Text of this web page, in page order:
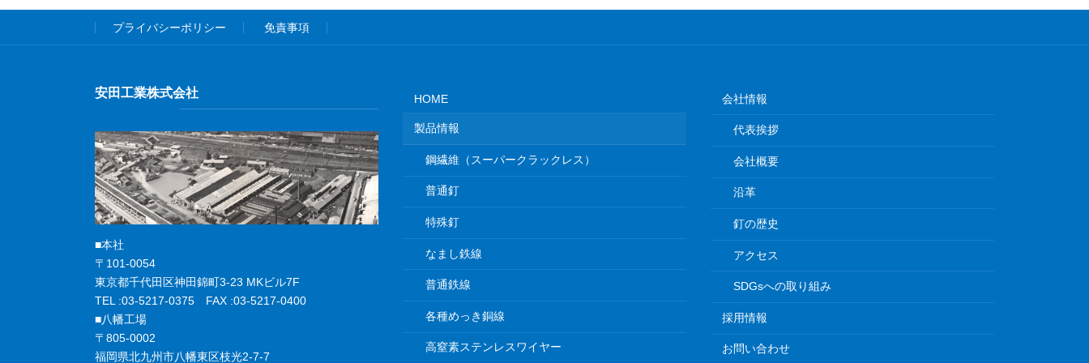
プライバシーポリシー 免責事項
安田工業株式会社
■本社
〒101-0054
東京都千代田区神田錦町3-23 MKビル7F
TEL :03-5217-0375 FAX :03-5217-0400
■八幡工場
〒805-0002
福岡県北九州市八幡東区枝光2-7-7
HOME
製品情報
鋼繊維（スーパークラックレス）
普通釘
特殊釘
なまし鉄線
普通鉄線
各種めっき銅線
高窒素ステンレスワイヤー
会社情報
代表挨拶
会社概要
沿革
釘の歴史
アクセス
SDGsへの取り組み
採用情報
お問い合わせ